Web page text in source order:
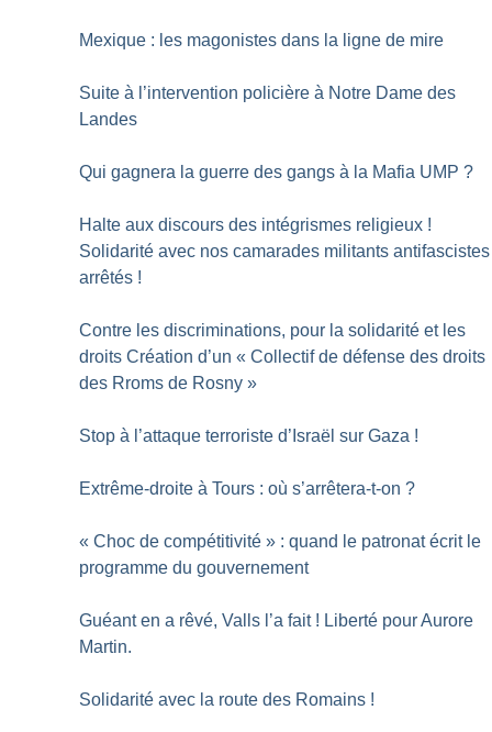
Mexique : les magonistes dans la ligne de mire
Suite à l’intervention policière à Notre Dame des
Landes
Qui gagnera la guerre des gangs à la Mafia UMP ?
Halte aux discours des intégrismes religieux !
Solidarité avec nos camarades militants antifascistes
arrêtés !
Contre les discriminations, pour la solidarité et les
droits Création d’un « Collectif de défense des droits
des Rroms de Rosny »
Stop à l’attaque terroriste d’Israël sur Gaza !
Extrême-droite à Tours : où s’arrêtera-t-on ?
« Choc de compétitivité » : quand le patronat écrit le
programme du gouvernement
Guéant en a rêvé, Valls l’a fait ! Liberté pour Aurore
Martin.
Solidarité avec la route des Romains !